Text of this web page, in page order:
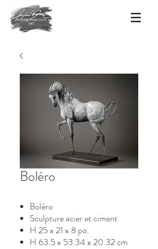
Boléro
Boléro
Sculpture acier et ciment
H 25 x 21 x 8 po.
H 63.5 x 53.34 x 20.32 cm